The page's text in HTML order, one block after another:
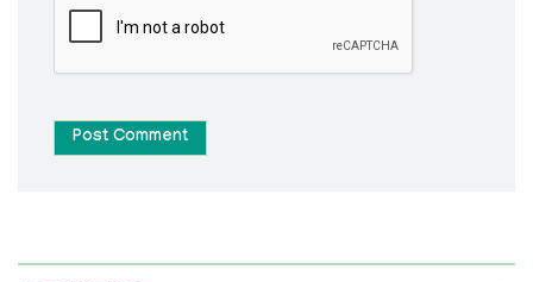
Post Comment